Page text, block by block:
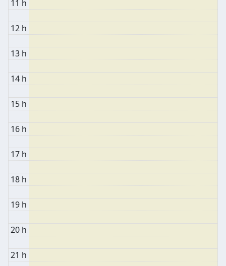
11 h
12 h
13 h
14 h
15 h
16 h
17 h
18 h
19 h
20 h
21 h